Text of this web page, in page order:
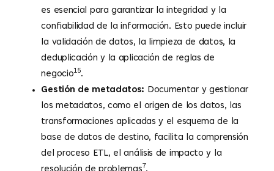
es esencial para garantizar la integridad y la
confiabilidad de la información. Esto puede incluir
la validación de datos, la limpieza de datos, la
deduplicación y la aplicación de reglas de
negocio15.
Gestión de metadatos: Documentar y gestionar
los metadatos, como el origen de los datos, las
transformaciones aplicadas y el esquema de la
base de datos de destino, facilita la comprensión
del proceso ETL, el análisis de impacto y la
7